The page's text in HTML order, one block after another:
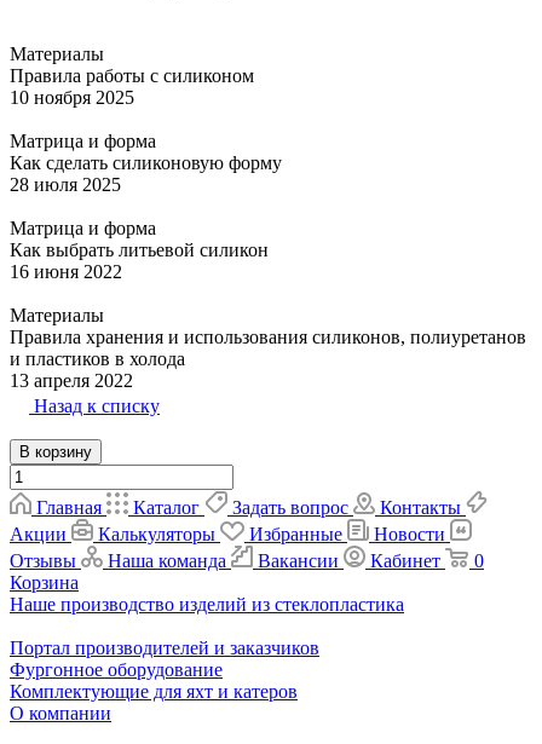
Материалы
Правила работы с силиконом
10 ноября 2025
Матрица и форма
Как сделать силиконовую форму
28 июля 2025
Матрица и форма
Как выбрать литьевой силикон
16 июня 2022
Материалы
Правила хранения и использования силиконов, полиуретанов
и пластиков в холода
13 апреля 2022
Назад к списку
В корзину
Главная Каталог Задать вопрос
Контакты
Акции
Калькуляторы Избранные
Новости
Отзывы
Наша команда Вакансии Кабинет
0
Корзина
Наше производство изделий из стеклопластика
Портал производителей и заказчиков
Фургонное оборудование
Комплектующие для яхт и катеров
О компании